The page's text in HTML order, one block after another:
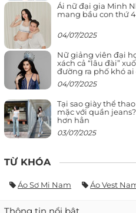
Ái nữ đại gia Minh
mang bầu con thứ 4
04/07/2025
Nữ giảng viên đại
xách cả “lâu đài”
đường ra phố khó ai
04/07/2025
Tại sao giày thể
mặc với quần
hơn hẳn
03/07/2025
TỪ KHÓA
Áo Sơ Mi Nam Áo Vest
Thông tin nổi bật